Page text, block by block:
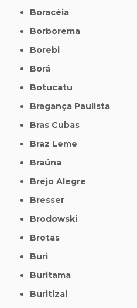
Boracéia
Borborema
Borebi
Borá
Botucatu
Bragança Paulista
Bras Cubas
Braz Leme
Braúna
Brejo Alegre
Bresser
Brodowski
Brotas
Buri
Buritama
Buritizal